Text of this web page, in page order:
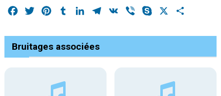
Facebook
Twitter PinterestTumblrLinkedInTelegram
VK Viber Skype
Bruitages associées